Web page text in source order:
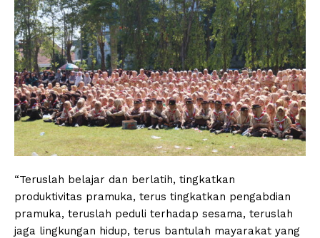
“Teruslah belajar dan berlatih, tingkatkan
produktivitas pramuka, terus tingkatkan pengabdian
pramuka, teruslah peduli terhadap sesama, teruslah
jaga lingkungan hidup, terus bantulah mayarakat yang